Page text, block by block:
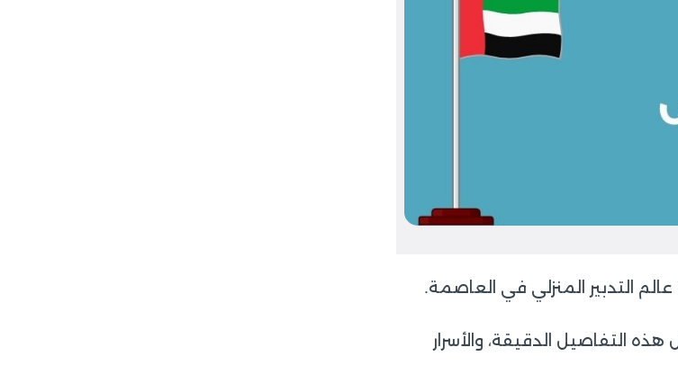
التدبير المنزلي في العاصمة.
التفاصيل الدقيقة، والأسرار